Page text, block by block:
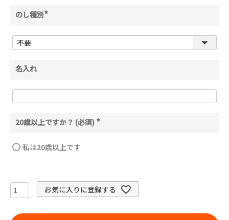
のし種別
須
名入れ
20歳以上ですか？ (必須)
私は20歳以上です
お気に入りに登録する